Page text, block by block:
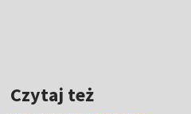
Czytaj też